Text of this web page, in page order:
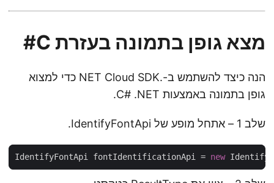
מצא גופן בתמונה בעזרת C#
הנה כיצד להשתמש ב-.NET Cloud SDK כדי למצוא
גופן בתמונה באמצעות C# .NET.
שלב 1 – אתחל מופע של IdentifyFontApi.
IdentifyFontApi fontIdentificationApi = new